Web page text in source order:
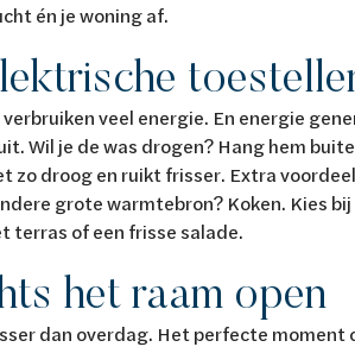
én je woning af.
veel energie. En energie
Wil je de was drogen? Hang hem
zo droog en ruikt frisser. Extra
grote warmtebron? Koken. Kies
terras of een frisse salade.
het raam open
dan overdag. Het perfecte moment